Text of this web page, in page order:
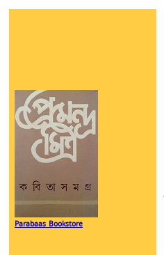
Parabaas Bookstore